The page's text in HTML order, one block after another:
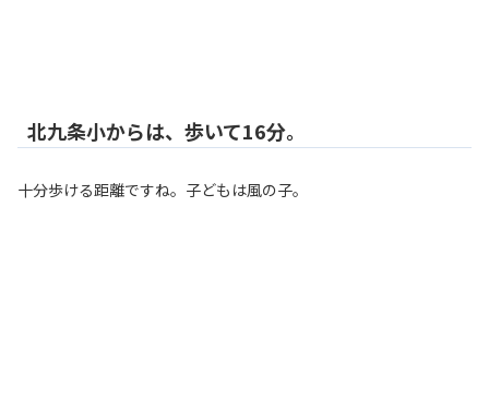
北九条小からは、歩いて16分。
十分歩ける距離ですね。子どもは風の子。